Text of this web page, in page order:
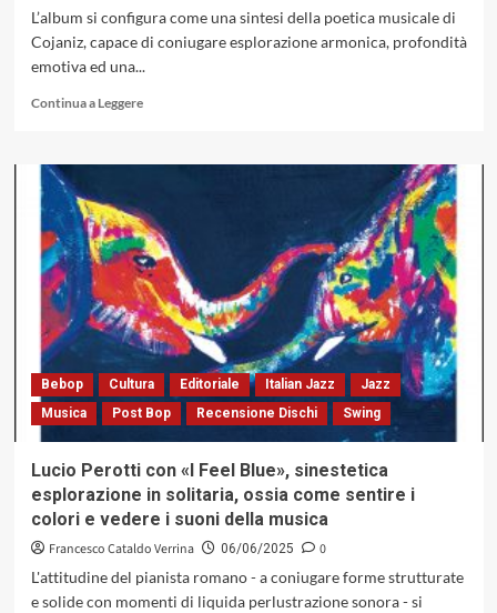
L’album si configura come una sintesi della poetica musicale di
Cojaniz, capace di coniugare esplorazione armonica, profondità
emotiva ed una...
Continua a LeggereLeggi
su
Claudio
Cojaniz
A.P.
Trio,
tra
lirismo,
sperimentazione
e
divagazioni
tematiche
2025)
Bebop Cultura Editoriale Italian Jazz
Jazz
Musica
Post Bop Recensione Dischi Swing
Lucio Perotti con «I Feel Blue», sinestetica
esplorazione in solitaria, ossia come sentire i
colori e vedere i suoni della musica
Francesco Cataldo Verrina 06/06/2025
0
L'attitudine del pianista romano - a coniugare forme strutturate
e solide con momenti di liquida perlustrazione sonora - si